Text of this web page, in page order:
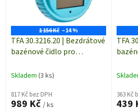
1 156 Kč –14 %
TFA 30.3216.20 | Bezdrátové
bazénové čidlo pro
30.3056.10 VENICE
Skladem (3 ks)
817 Kč bez DPH
989 Kč / ks
TFA
363 Kč
439